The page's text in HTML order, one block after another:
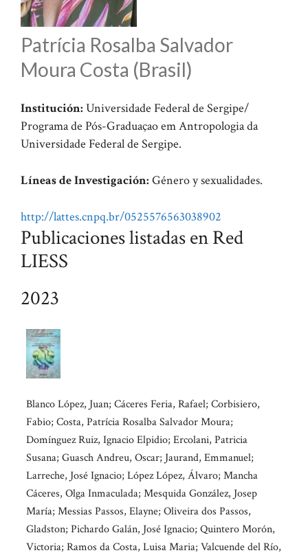
Patrícia Rosalba Salvador
Moura Costa (Brasil)
Institución: Universidade Federal de Sergipe/
Programa de Pós-Graduaçao em Antropologia da
Universidade Federal de Sergipe.
Líneas de Investigación: Género y sexualidades.
http://lattes.cnpq.br/0525576563038902
Publicaciones listadas en Red
LIESS
2023
Blanco López, Juan; Cáceres Feria, Rafael; Corbisiero,
Fabio; Costa, Patrícia Rosalba Salvador Moura;
Domínguez Ruiz, Ignacio Elpidio; Ercolani, Patricia
Susana; Guasch Andreu, Oscar; Jaurand, Emmanuel;
Larreche, José Ignacio; López López, Álvaro; Mancha
Cáceres, Olga Inmaculada; Mesquida González, Josep
María; Messias Passos, Elayne; Oliveira dos Passos,
Gladston; Pichardo Galán, José Ignacio; Quintero Morón,
Victoria; Ramos da Costa, Luisa Maria; Valcuende del Río,